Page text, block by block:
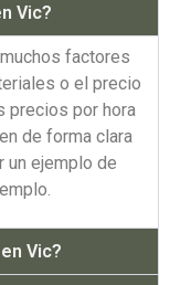
Vic?
factores
o el precio
precios por hora
de forma clara
un ejemplo de
Vic?